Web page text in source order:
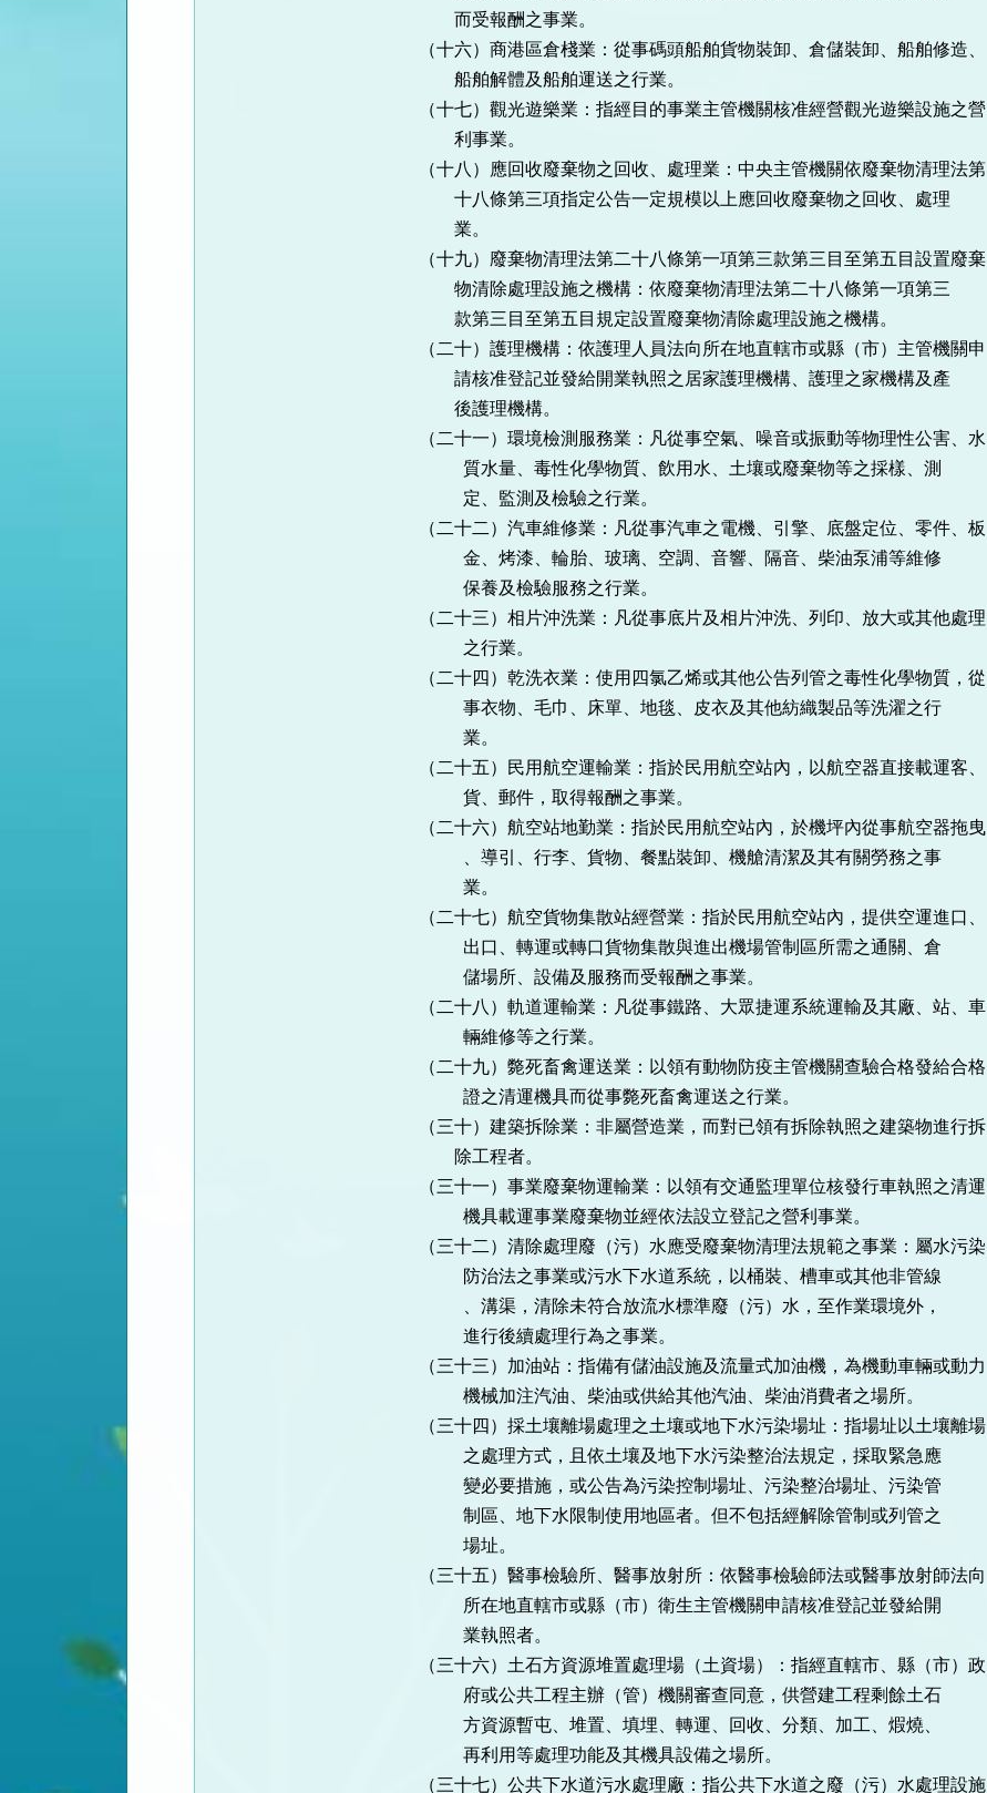
而受報酬之事業。
（十六）商港區倉棧業：從事碼頭船舶貨物裝卸、倉儲裝卸、船舶修造、
船舶解體及船舶運送之行業。
（十七）觀光遊樂業：指經目的事業主管機關核准經營觀光遊樂設施之營
利事業。
（十八）應回收廢棄物之回收、處理業：中央主管機關依廢棄物清理法第
十八條第三項指定公告一定規模以上應回收廢棄物之回收、處理
業。
（十九）廢棄物清理法第二十八條第一項第三款第三目至第五目設置廢棄
物清除處理設施之機構：依廢棄物清理法第二十八條第一項第三
款第三目至第五目規定設置廢棄物清除處理設施之機構。
（二十）護理機構：依護理人員法向所在地直轄市或縣（市）主管機關申
請核准登記並發給開業執照之居家護理機構、護理之家機構及產
後護理機構。
（二十一）環境檢測服務業：凡從事空氣、噪音或振動等物理性公害、水
質水量、毒性化學物質、飲用水、土壤或廢棄物等之採樣、測
定、監測及檢驗之行業。
（二十二）汽車維修業：凡從事汽車之電機、引擎、底盤定位、零件、板
金、烤漆、輪胎、玻璃、空調、音響、隔音、柴油泵浦等維修
保養及檢驗服務之行業。
（二十三）相片沖洗業：凡從事底片及相片沖洗、列印、放大或其他處理
之行業。
（二十四）乾洗衣業：使用四氯乙烯或其他公告列管之毒性化學物質，從
事衣物、毛巾、床單、地毯、皮衣及其他紡織製品等洗濯之行
業。
（二十五）民用航空運輸業：指於民用航空站內，以航空器直接載運客、
貨、郵件，取得報酬之事業。
（二十六）航空站地勤業：指於民用航空站內，於機坪內從事航空器拖曳
、導引、行李、貨物、餐點裝卸、機艙清潔及其有關勞務之事
業。
（二十七）航空貨物集散站經營業：指於民用航空站內，提供空運進口、
出口、轉運或轉口貨物集散與進出機場管制區所需之通關、倉
儲場所、設備及服務而受報酬之事業。
（二十八）軌道運輸業：凡從事鐵路、大眾捷運系統運輸及其廠、站、車
輛維修等之行業。
（二十九）斃死畜禽運送業：以領有動物防疫主管機關查驗合格發給合格
證之清運機具而從事斃死畜禽運送之行業。
（三十）建築拆除業：非屬營造業，而對已領有拆除執照之建築物進行拆
除工程者。
（三十一）事業廢棄物運輸業：以領有交通監理單位核發行車執照之清運
機具載運事業廢棄物並經依法設立登記之營利事業。
（三十二）清除處理廢（污）水應受廢棄物清理法規範之事業：屬水污染
防治法之事業或污水下水道系統，以桶裝、槽車或其他非管線
、溝渠，清除未符合放流水標準廢（污）水，至作業環境外，
進行後續處理行為之事業。
（三十三）加油站：指備有儲油設施及流量式加油機，為機動車輛或動力
機械加注汽油、柴油或供給其他汽油、柴油消費者之場所。
（三十四）採土壤離場處理之土壤或地下水污染場址：指場址以土壤離場
之處理方式，且依土壤及地下水污染整治法規定，採取緊急應
變必要措施，或公告為污染控制場址、污染整治場址、污染管
制區、地下水限制使用地區者。但不包括經解除管制或列管之
場址。
（三十五）醫事檢驗所、醫事放射所：依醫事檢驗師法或醫事放射師法向
所在地直轄市或縣（市）衛生主管機關申請核准登記並發給開
業執照者。
（三十六）土石方資源堆置處理場（土資場）：指經直轄市、縣（市）政
府或公共工程主辦（管）機關審查同意，供營建工程剩餘土石
方資源暫屯、堆置、填埋、轉運、回收、分類、加工、煆燒、
再利用等處理功能及其機具設備之場所。
（三十七）公共下水道污水處理廠：指公共下水道之廢（污）水處理設施